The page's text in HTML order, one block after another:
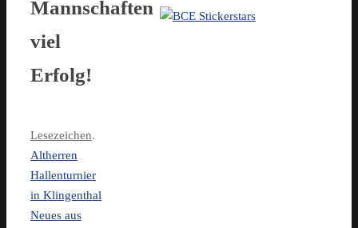
Mannschaften
viel
Erfolg!
Lesezeichen.
Altherren
Hallenturnier
in Klingenthal
Neues aus